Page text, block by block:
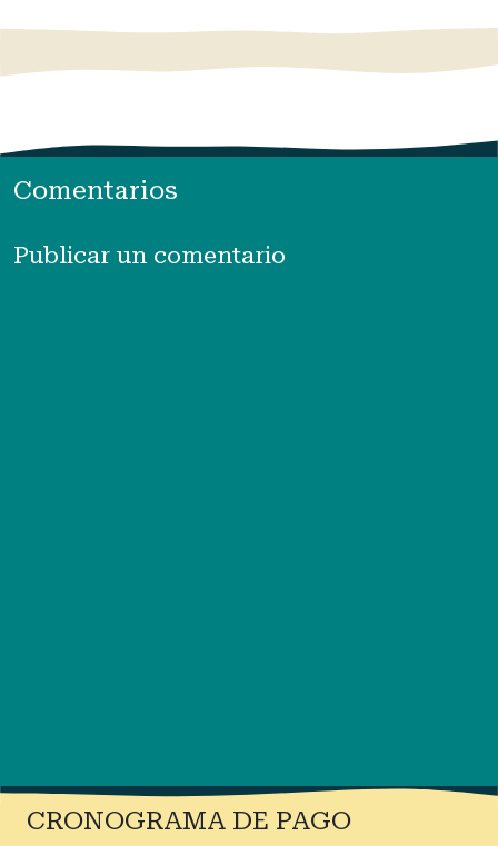
Comentarios
Publicar un comentario
CRONOGRAMA DE PAGO